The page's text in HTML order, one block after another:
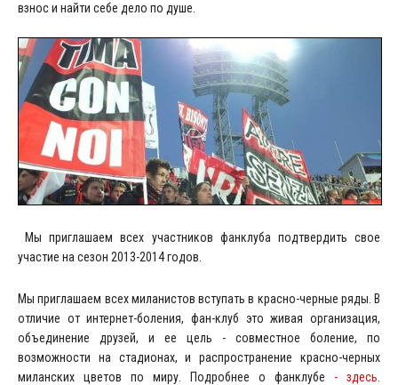
взнос и найти себе дело по душе.
Мы приглашаем всех участников фанклуба подтвердить свое
участие на сезон 2013-2014 годов.
Мы приглашаем всех миланистов вступать в красно-черные ряды. В
отличие от интернет-боления, фан-клуб это живая организация,
объединение друзей, и ее цель - совместное боление, по
возможности на стадионах, и распространение красно-черных
миланских цветов по миру. Подробнее о фанклубе - здесь